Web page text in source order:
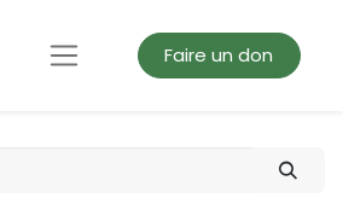
Faire un don